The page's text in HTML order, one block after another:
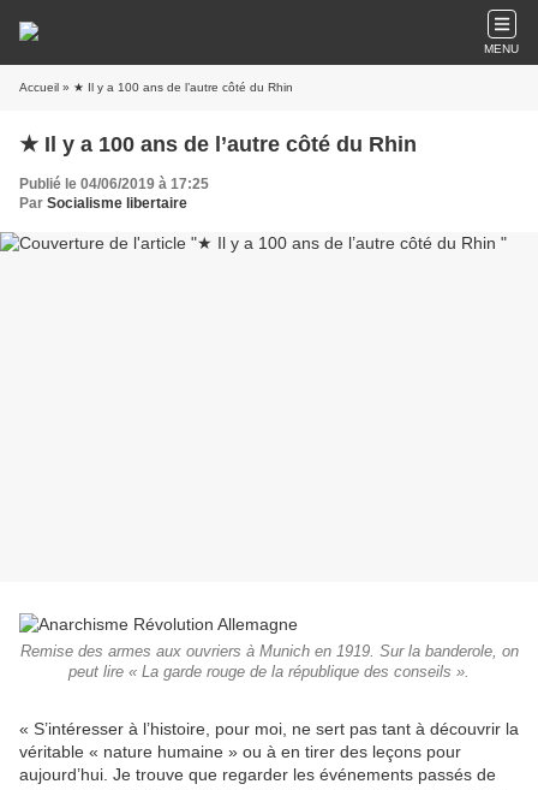
MENU
Accueil » ★ Il y a 100 ans de l’autre côté du Rhin
★ Il y a 100 ans de l’autre côté du Rhin
Publié le 04/06/2019 à 17:25
Par Socialisme libertaire
Remise des armes aux ouvriers à Munich en 1919. Sur la banderole, on
peut lire « La garde rouge de la république des conseils ».
« S’intéresser à l’histoire, pour moi, ne sert pas tant à découvrir la
véritable « nature humaine » ou à en tirer des leçons pour
aujourd’hui. Je trouve que regarder les événements passés de